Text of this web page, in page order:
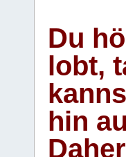
Du
lobt,
hin